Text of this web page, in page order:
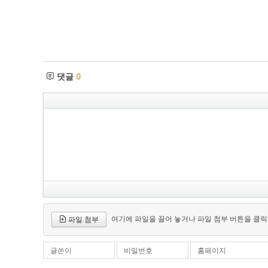
댓글 0
파일 첨부 여기에 파일을 끌어 놓거나 파일 첨부 버튼을 클
글쓴이 비밀번호 홈페이지